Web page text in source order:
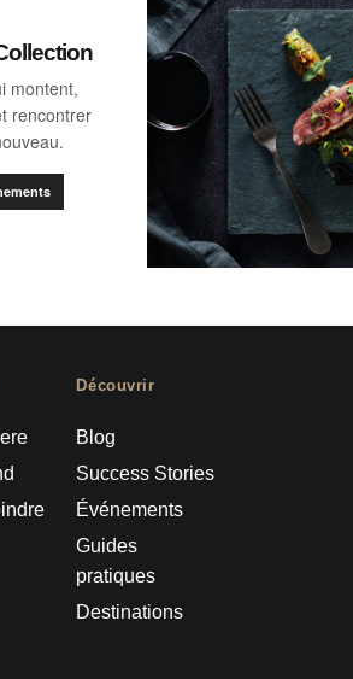
montent,
rencontrer
Découvrir
Blog
Success Stories
Événements
Guides
pratiques
Destinations